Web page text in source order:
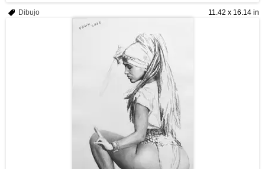
11.42 x 16.14 in
Dibujo